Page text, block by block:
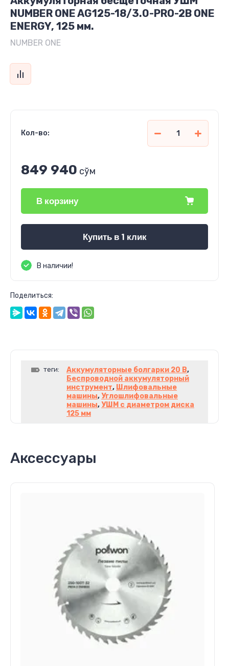
NUMBER ONE AG125-18/3.0-PRO-2B ONE
ENERGY, 125 мм.
NUMBER ONE
Кол-во:
849 940 сўм
В корзину
Купить в 1 клик
В наличии!
Поделиться:
теги: Аккумуляторные болгарки 20 В,
Беспроводной аккумуляторный
инструмент, Шлифовальные
машины,Углошлифовальные
машины,УШМ с диаметром диска
125 мм
Аксессуары